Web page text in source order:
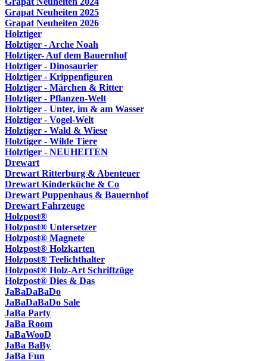
Grapat Neuheiten 2025
Grapat Neuheiten 2026
Holztiger
Holztiger - Arche Noah
Holztiger- Auf dem Bauernhof
Holztiger - Dinosaurier
Holztiger - Krippenfiguren
Holztiger - Märchen & Ritter
Holztiger - Pflanzen-Welt
Holztiger - Unter, im & am Wasser
Holztiger - Vogel-Welt
Holztiger - Wald & Wiese
Holztiger - Wilde Tiere
Holztiger - NEUHEITEN
Drewart
Drewart Ritterburg & Abenteuer
Drewart Kinderküche & Co
Drewart Puppenhaus & Bauernhof
Drewart Fahrzeuge
Holzpost®
Holzpost® Untersetzer
Holzpost® Magnete
Holzpost® Holzkarten
Holzpost® Teelichthalter
Holzpost® Holz-Art Schriftzüge
Holzpost® Dies & Das
JaBaDaBaDo
JaBaDaBaDo Sale
JaBa Party
JaBa Room
JaBaWooD
JaBa BaBy
JaBa Fun